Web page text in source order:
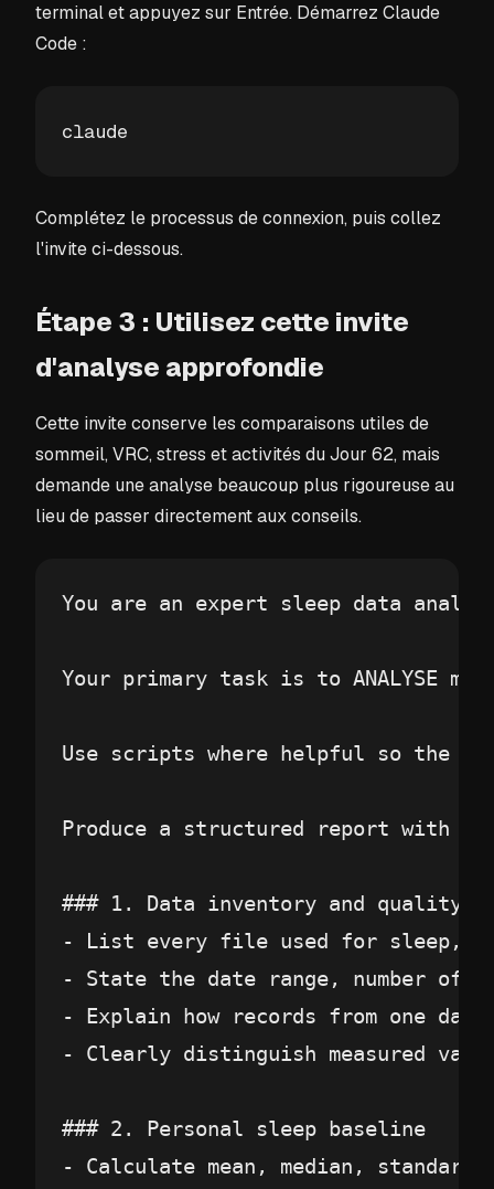
terminal et appuyez sur Entrée. Démarrez Claude
Code :
claude
Complétez le processus de connexion, puis collez
l'invite ci-dessous.
Étape 3 : Utilisez cette invite
d'analyse approfondie
Cette invite conserve les comparaisons utiles de
sommeil, VRC, stress et activités du Jour 62, mais
demande une analyse beaucoup plus rigoureuse au
lieu de passer directement aux conseils.
You are an expert sleep data
Your primary task is to ANALYSE
Use scripts where helpful so the
Produce a structured report with
### 1. Data inventory and quality
- List every file used for sleep,
- State the date range, number of
- Explain how records from one
- Clearly distinguish measured
### 2. Personal sleep baseline
- Calculate mean, median,